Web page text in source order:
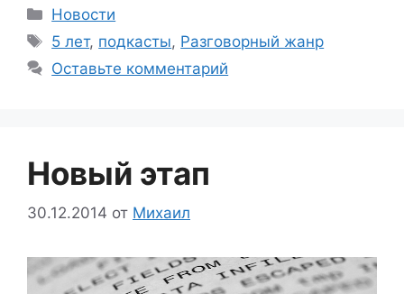
Рубрики
Новости
Метки
5 лет, подкасты, Разговорный жанр
Оставьте комментарий
Новый этап
30.12.2014 от Михаил